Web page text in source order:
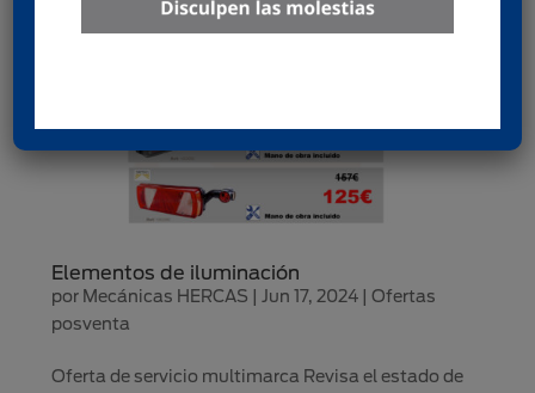
Elementos de iluminación
por Mecánicas HERCAS Jun 17, 2024 |Ofertas
posventa
Oferta de servicio multimarca Revisa el estado de